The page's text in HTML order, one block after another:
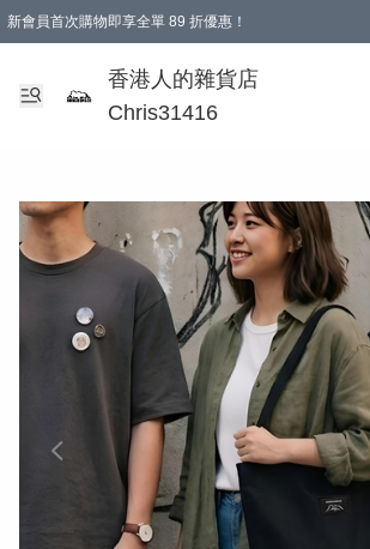
新會員首次購物即享全單 89 折優惠！
購物滿 HKD 499.00即享免運費優惠！（適用於 本地送貨
【滿 $300 專屬驚喜：無聲信物（最後一批）】
香港人的雜貨店
Chris31416